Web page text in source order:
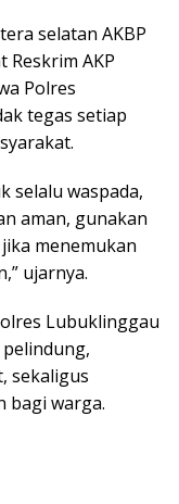
selatan AKBP
Reskrim AKP
Polres
tegas setiap
selalu waspada,
aman, gunakan
menemukan
ujarnya.
Lubuklinggau
sekaligus
bagi warga.